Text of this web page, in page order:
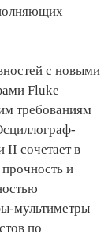
с новыми
Fluke
требованиям
II сочетает в
и
мультиметры
по